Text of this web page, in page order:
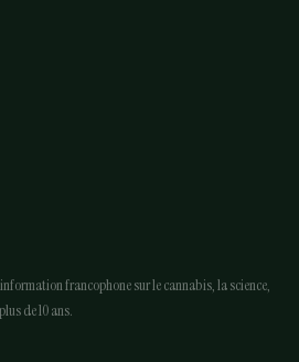
francophone sur le cannabis, la science,
de 10 ans.